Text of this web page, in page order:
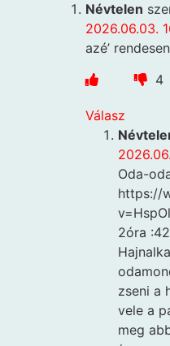
Névtelen
2026.06.03.
azé’
4
Válasz
Oda-
https://
2óra
zseni a
vele a
meg